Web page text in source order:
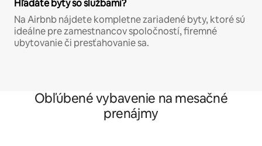
Hľadáte byty so službami?
Na Airbnb nájdete kompletne zariadené byty, ktoré sú
ideálne pre zamestnancov spoločností, firemné
ubytovanie či presťahovanie sa.
Obľúbené vybavenie na mesačné
prenájmy